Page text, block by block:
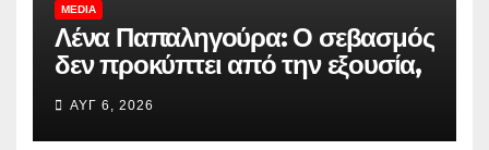
MEDIA
Λένα Παπαληγούρα: Ο σεβασμός
δεν προκύπτει από την εξουσία,
είναι προβληματικές οι σχέσεις
εξουσίας
ΑΥΓ 6, 2026